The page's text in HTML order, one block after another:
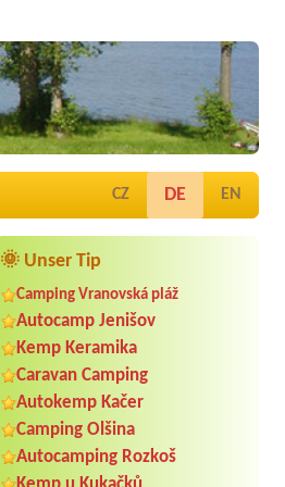
CZ DE EN
🌞 Unser Tip
Camping Vranovská pláž
Autocamp Jenišov
Kemp Keramika
Caravan Camping
Autokemp Kačer
Camping Olšina
Autocamping Rozkoš